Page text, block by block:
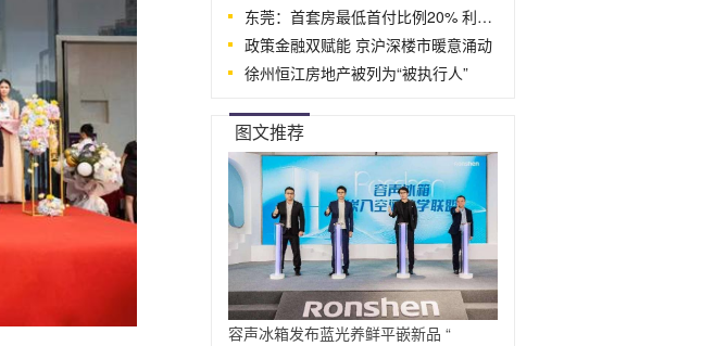
东莞：首套房最低首付比例20% 利率下限4.
政策金融双赋能 京沪深楼市暖意涌动
徐州恒江房地产被列为“被执行人”
图文推荐
容声冰箱发布蓝光养鲜平嵌新品 “